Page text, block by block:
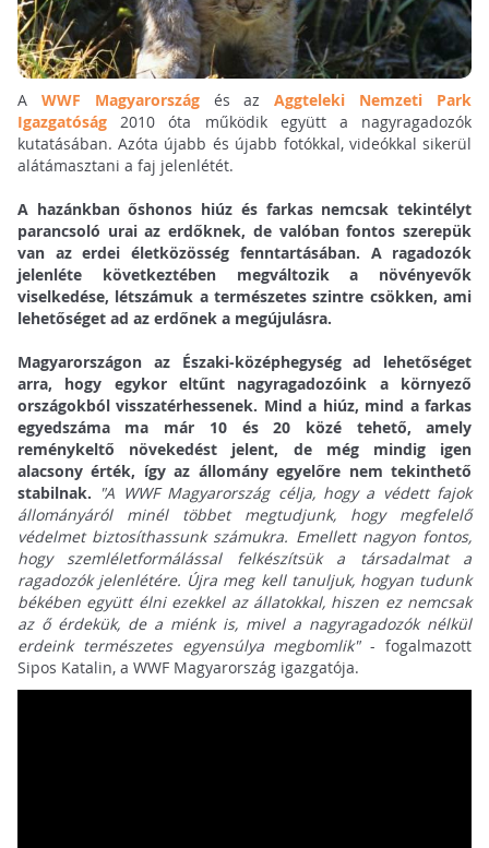
A WWF Magyarországés azAggteleki Nemzeti Park
Igazgatóság2010 óta működik együtt a nagyragadozók
kutatásában. Azóta újabb és újabb fotókkal, videókkal sikerül
alátámasztani a faj jelenlétét.
A hazánkban őshonos hiúz és farkas nemcsak tekintélyt
parancsoló urai az erdőknek, de valóban fontos szerepük
van az erdei életközösség fenntartásában. A ragadozók
jelenléte következtében megváltozik a növényevők
viselkedése, létszámuk a természetes szintre csökken, ami
lehetőséget ad az erdőnek a megújulásra.
Magyarországon az Északi-középhegység ad lehetőséget
arra, hogy egykor eltűnt nagyragadozóink a környező
országokból visszatérhessenek. Mind a hiúz, mind a farkas
egyedszáma ma már 10 és 20 közé tehető, amely
reménykeltő növekedést jelent, de még mindig igen
alacsony érték, így az állomány egyelőre nem tekinthető
stabilnak. "A WWF Magyarország célja, hogy a védett fajok
állományáról minél többet megtudjunk, hogy megfelelő
védelmet biztosíthassunk számukra. Emellett nagyon fontos,
hogy szemléletformálással felkészítsük a társadalmat a
ragadozók jelenlétére. Újra meg kell tanuljuk, hogyan tudunk
békében együtt élni ezekkel az állatokkal, hiszen ez nemcsak
az ő érdekük, de a miénk is, mivel a nagyragadozók nélkül
erdeink természetes egyensúlya megbomlik"- fogalmazott
Sipos Katalin, a WWF Magyarország igazgatója.